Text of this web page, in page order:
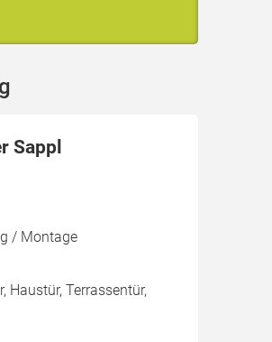
Sappl
/ Montage
Haustür, Terrassentür,